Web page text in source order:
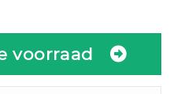
voorraad